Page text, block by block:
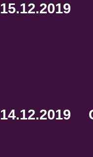
15.12.2019
14.12.2019